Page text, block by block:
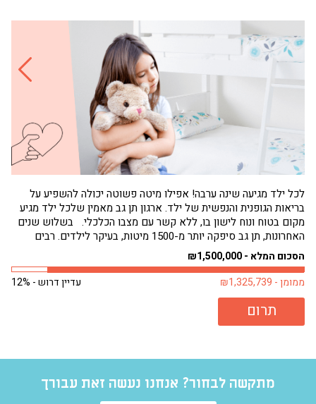
לכל ילד מגיעה שינה ערבה! אפילו מיטה פשוטה יכולה להשפיע על
בריאות הגופנית והנפשית של ילד. ארגון תן גב מאמין שלכל ילד מגיע
מקום בטוח ונוח לישון בו, ללא קשר עם מצבו הכלכלי. בשלוש שנים
האחרונות, תן גב סיפקה יותר מ-1500 מיטות, בעיקר לילדים. רבים
מילדים אלה היו ישנים על...
הסכום המלא - ₪1,500,000
עדיין דרוש - 12%
ממומן - ₪1,325,739
תרום
מתקשה לבחור? אנחנו נעשה זאת עבורך